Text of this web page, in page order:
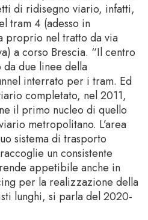
di ridisegno viario, infatti,
tram 4 (adesso in
proprio nel tratto da via
a corso Brescia. “Il centro
due linee della
interrato per i tram. Ed
completato, nel 2011,
il primo nucleo di quello
metropolitano. L’area
sistema di trasporto
un consistente
appetibile anche in
per la realizzazione della
lunghi, si parla del 2020-